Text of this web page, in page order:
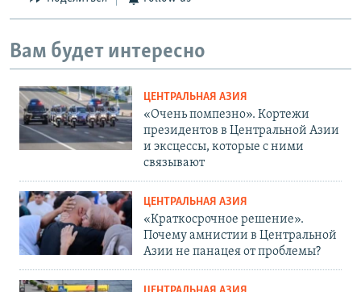
Вам будет интересно
ЦЕНТРАЛЬНАЯ АЗИЯ
«Очень помпезно». Кортежи
президентов в Центральной Азии
и эксцессы, которые с ними
связывают
ЦЕНТРАЛЬНАЯ АЗИЯ
«Краткосрочное решение».
Почему амнистии в Центральной
Азии не панацея от проблемы?